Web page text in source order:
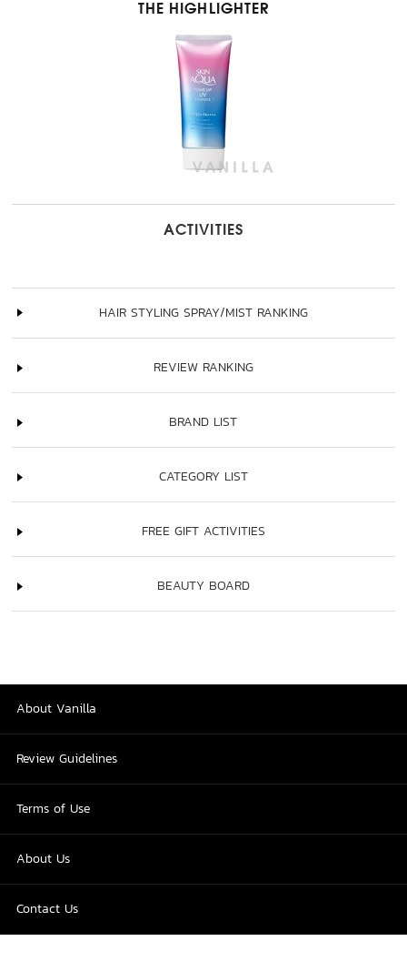
THE HIGHLIGHTER
ACTIVITIES
HAIR STYLING SPRAY/MIST RANKING
REVIEW RANKING
BRAND LIST
CATEGORY LIST
FREE GIFT ACTIVITIES
BEAUTY BOARD
About Vanilla
Review Guidelines
Terms of Use
About Us
Contact Us